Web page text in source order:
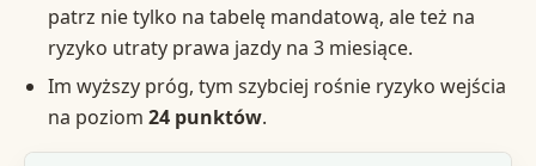
patrz nie tylko na tabelę mandatową, ale też na
ryzyko utraty prawa jazdy na 3 miesiące.
Im wyższy próg, tym szybciej rośnie ryzyko wejścia
na poziom 24 punktów.